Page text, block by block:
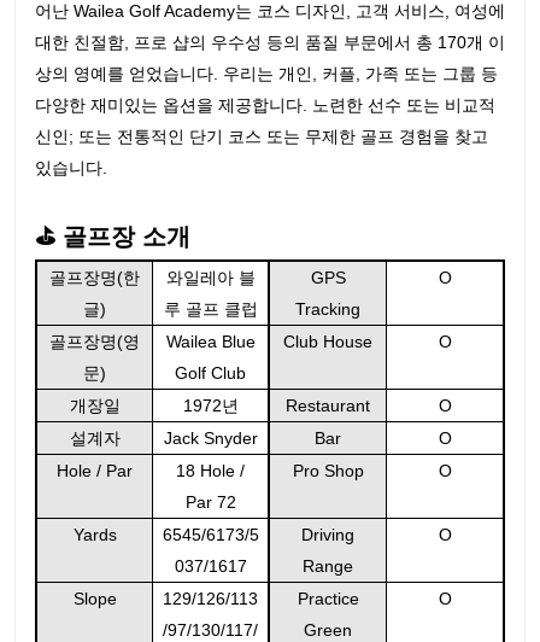
어난 Wailea Golf Academy는 코스 디자인, 고객 서비스, 여성에
대한 친절함, 프로 샵의 우수성 등의 품질 부문에서 총 170개 이
상의 영예를 얻었습니다. 우리는 개인, 커플, 가족 또는 그룹 등
다양한 재미있는 옵션을 제공합니다. 노련한 선수 또는 비교적
신인; 또는 전통적인 단기 코스 또는 무제한 골프 경험을 찾고
있습니다.
⛳ 골프장 소개
골프장명(한
글)
와일레아 블
루 골프 클럽
GPS
Tracking
O
골프장명(영
문)
Wailea Blue
Golf Club
Club House O
개장일 1972년 Restaurant
O
설계자
Jack Snyder Bar
O
Hole / Par
18 Hole /
Par 72
Pro Shop O
Yards
6545/6173/5
037/1617
Driving
Range
O
Slope
129/126/113
/97/130/117/
Practice
Green
O